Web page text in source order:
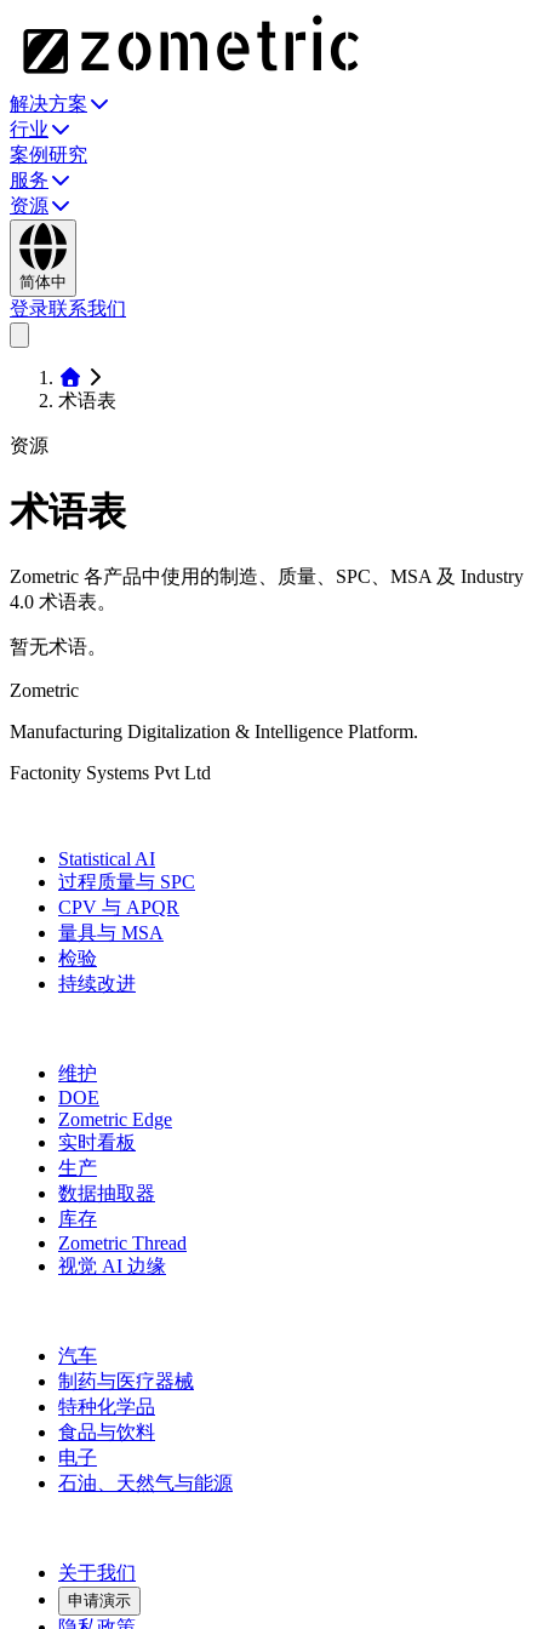
解决方案
行业
案例研究
服务
资源
简体中
登录联系我们
术语表
资源
术语表
Zometric 各产品中使用的制造、质量、SPC、MSA 及 Industry
4.0 术语表。
暂无术语。
Zometric
Manufacturing Digitalization & Intelligence Platform.
Factonity Systems Pvt Ltd
Statistical AI
过程质量与 SPC
CPV 与 APQR
量具与 MSA
检验
持续改进
维护
DOE
Zometric Edge
实时看板
生产
数据抽取器
库存
Zometric Thread
视觉 AI 边缘
汽车
制药与医疗器械
特种化学品
食品与饮料
电子
石油、天然气与能源
关于我们
申请演示